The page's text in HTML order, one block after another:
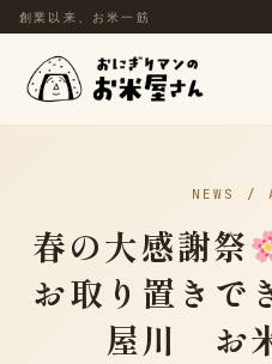
創業以来、お米一筋
NEWS /
春の大感謝祭
お取り置き
屋川 お